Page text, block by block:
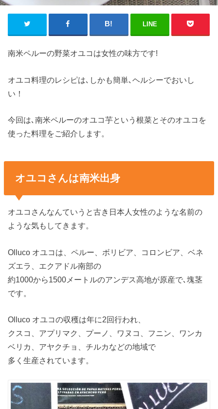
LINE
南米ペルーの野菜オユコは女性の味方です!
オユコ料理のレシピは､しかも簡単､ヘルシーでおいし
い！
今回は､南米ペルーのオユコ芋という根菜とそのオユコを
使った料理をご紹介します。
オユコさんは南米出身
オユコさんなんていうと古き日本人女性のような名前の
ような気もしてきます。
Olluco オユコは、ペルー、ボリビア、コロンビア、ベネ
ズエラ、エクアドル南部の
約1000から1500メートルのアンデス高地が原産で､塊茎
です。
Olluco オユコの収穫は年に2回行われ、
クスコ、アプリマク、プーノ、ワヌコ、フニン、ワンカ
ベリカ、アヤクチョ、チルカなどの地域で
多く生産されています。